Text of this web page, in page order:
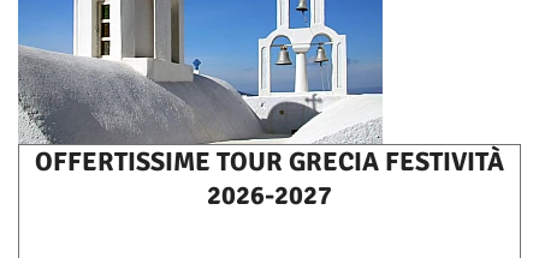
OFFERTISSIME TOUR GRECIA FESTIVITÀ
2026-2027